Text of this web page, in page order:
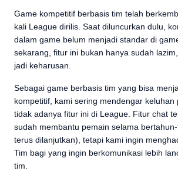
Game kompetitif berbasis tim telah
kali League dirilis. Saat diluncurkan dulu,
dalam game belum menjadi standar di
sekarang, fitur ini bukan hanya sudah
jadi keharusan.
Sebagai game berbasis tim yang bisa
kompetitif, kami sering mendengar keluhan
tidak adanya fitur ini di League. Fitur chat
sudah membantu pemain selama
terus dilanjutkan), tetapi kami ingin
Tim bagi yang ingin berkomunikasi lebih
tim.